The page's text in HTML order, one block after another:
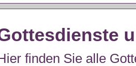
finden Sie alle